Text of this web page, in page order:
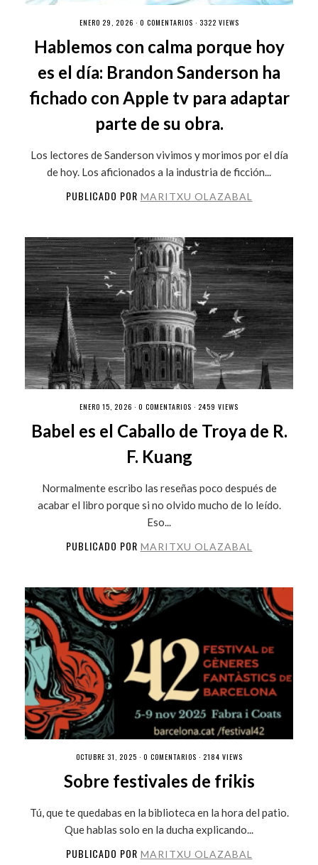
ENERO 29, 2026 · 0 COMENTARIOS · 3322 VIEWS
Hablemos con calma porque hoy
es el día: Brandon Sanderson ha
fichado con Apple tv para adaptar
parte de su obra.
Los lectores de Sanderson vivimos y morimos por el día
de hoy. Los aficionados a la industria de ficción...
PUBLICADO POR MARITXU OLAZABAL
ENERO 15, 2026 · 0 COMENTARIOS · 2459 VIEWS
Babel es el Caballo de Troya de R.
F. Kuang
Normalmente escribo las reseñas poco después de
acabar el libro porque si no olvido mucho de lo leído.
Eso...
PUBLICADO POR MARITXU OLAZABAL
OCTUBRE 31, 2025 · 0 COMENTARIOS · 2184 VIEWS
Sobre festivales de frikis
Tú, que te quedabas en la biblioteca en la hora del patio.
Que hablas solo en la ducha explicando...
PUBLICADO POR MARITXU OLAZABAL